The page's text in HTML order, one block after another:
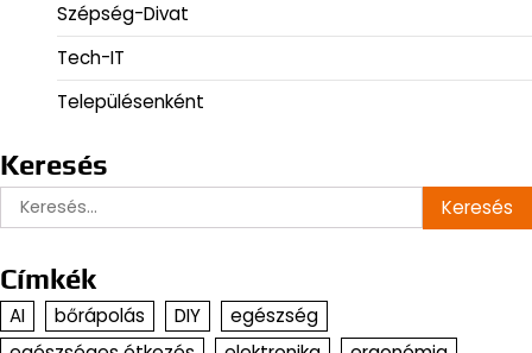
Szépség-Divat
Tech-IT
Településenként
Keresés
Keresés:
Címkék
AI bőrápolás DIY
egészség